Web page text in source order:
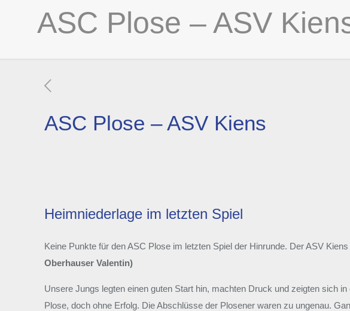
ASC Plose – ASV
ASC Plose – ASV Kiens
Heimniederlage im letzten Spiel
Keine Punkte für den ASC Plose im letzten Spiel der Hinrunde. Der ASV
Oberhauser Valentin)
Unsere Jungs legten einen guten Start hin, machten Druck und zeigten sich
Plose, doch ohne Erfolg. Die Abschlüsse der Plosener waren zu ungenau.